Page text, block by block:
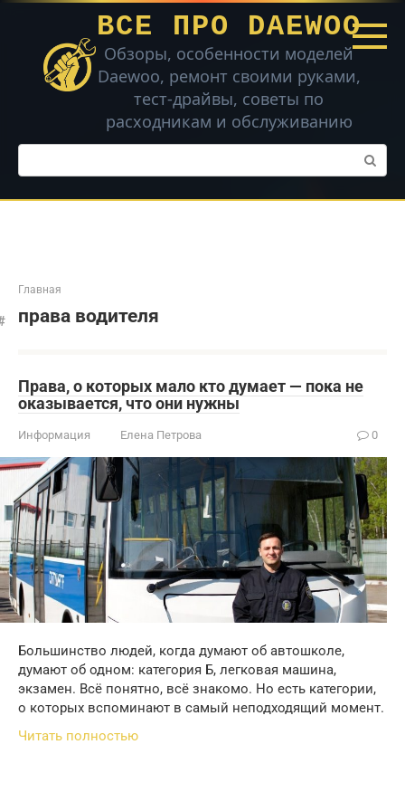
Перейти
контенту
ВСЕ ПРО DAEWOO
Обзоры, особенности моделей
Daewoo, ремонт своими руками,
тест-драйвы, советы по
расходникам и обслуживанию
Поиск:
Главная
права водителя
Права, о которых мало кто думает — пока не
оказывается, что они нужны
Информация Елена Петрова 0
Большинство людей, когда думают об автошколе,
думают об одном: категория Б, легковая машина,
экзамен. Всё понятно, всё знакомо. Но есть категории,
о которых вспоминают в самый неподходящий момент.
Читать полностью